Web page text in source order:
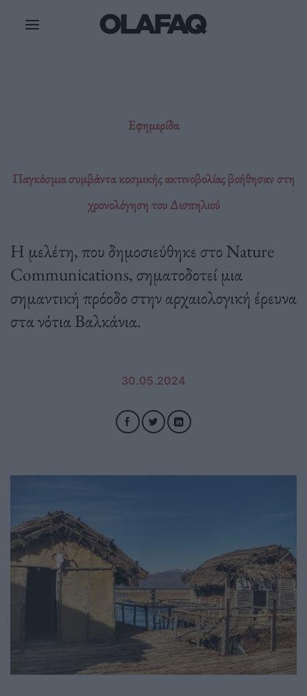
Εφημερίδα
Παγκόσμια συμβάντα κοσμικής ακτινοβολίας βοήθησαν στη
χρονολόγηση του Δισπηλιού
Η μελέτη, που δημοσιεύθηκε στο Nature
Communications, σηματοδοτεί μια
σημαντική πρόοδο στην αρχαιολογική έρευνα
στα νότια Βαλκάνια.
30.05.2024